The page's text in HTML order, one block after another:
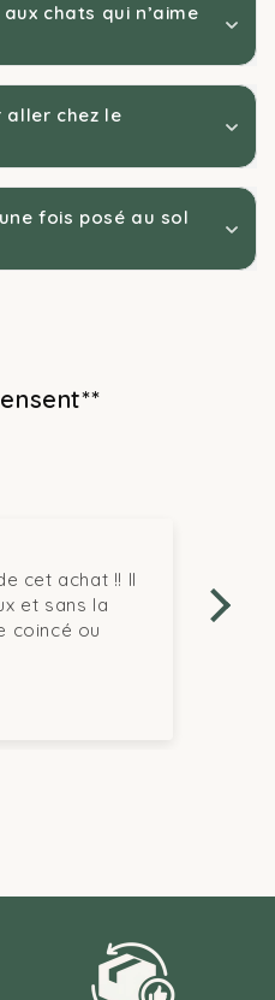
chats qui n’aime
aller chez le
fois posé au sol
cet achat !! Il
et sans la
coincé ou